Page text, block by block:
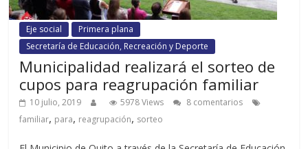
Eje social
Primera plana
Secretaría de Educación, Recreación y Deporte
Municipalidad realizará el sorteo de
cupos para reagrupación familiar
10 julio, 2019 5978 Views
8 comentarios
familiar, para, reagrupación, sorteo